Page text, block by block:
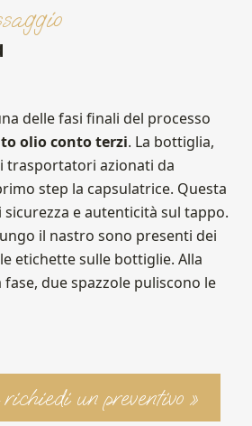
delle fasi finali del processo
olio conto terzi. La bottiglia,
trasportatori azionati da
step la capsulatrice. Questa
e autenticità sul tappo.
il nastro sono presenti dei
etichette sulle bottiglie. Alla
due spazzole puliscono le
un preventivo »